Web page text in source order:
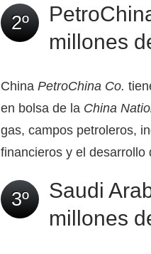
2º
millones
China PetroChina Co.
en bolsa de la China
gas, campos petroleros,
financieros y el
3º
Saudi
millones